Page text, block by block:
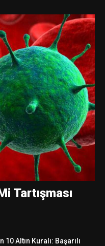
Tartışması
10 Altın Kuralı: Başarılı